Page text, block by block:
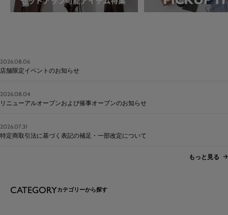
2026.08.06
店舗限定イベントのお知らせ
2026.08.04
リニューアルオープンおよび催事オープンのお知らせ
2026.07.31
特定商取引法に基づく表記の補足・一部改定について
もっと見る
CATEGORYカテゴリーから探す